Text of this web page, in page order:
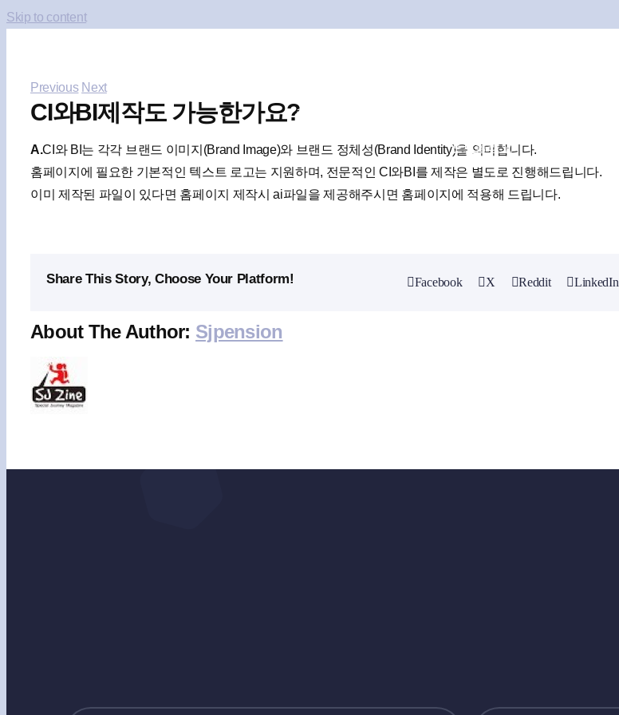
Skip to content
숙소홈페이지제작
포트폴리오
Previous Next
CI와BI제작도 가능한가요?
A.CI와 BI는 각각 브랜드 이미지(Brand Image)와 브랜드 정체성(Brand Identity)을 의미합니다.
홈페이지에 필요한 기본적인 텍스트 로고는 지원하며, 전문적인 CI와BI를 제작은 별도로 진행해드립니다.
이미 제작된 파일이 있다면 홈페이지 제작시 ai파일을 제공해주시면 홈페이지에 적용해 드립니다.
Share This Story, Choose Your Platform! Facebook X Reddit LinkedIn
About The Author: Sjpension